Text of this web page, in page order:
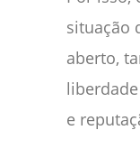
situação
aberto,
e